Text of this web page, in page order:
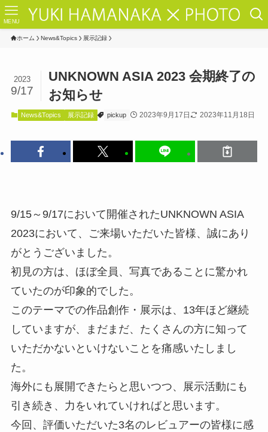
MENU
ホーム News&Topics 展示記録
UNKNOWN ASIA 2023 会期終了の
お知らせ
2023
9/17
News&Topics 展示記録 pickup 2023年9月17日 2023年11月18日
9/15～9/17において開催されたUNKNOWN ASIA
2023において、ご来場いただいた皆様、誠にあり
がとうございました。
初見の方は、ほぼ全員、写真であることに驚かれ
ていたのが印象的でした。
このテーマでの作品創作・展示は、13年ほど継続
していますが、まだまだ、たくさんの方に知って
いただかないといけないことを痛感いたしまし
た。
海外にも展開できたらと思いつつ、展示活動にも
引き続き、力をいれていければと思います。
今回、評価いただいた3名のレビュアーの皆様に感